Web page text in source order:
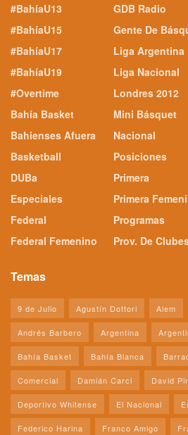
#BahíaU13
#BahíaU15
#BahíaU17
#BahíaU19
#Overtime
Bahía Basket
Bahienses Afuera
Basketball
DUBa
Especiales
Federal
Federal Femenino
GDB Radio
Gente De
Liga Argentina
Liga Nacional
Londres 2012
Mini Básquet
Nacional
Posiciones
Primera
Primera
Programas
Prov. De
Temas
9 de Julio Agustín Dottori Alem
Andrés Barbero Argentina
Bahía Basket Bahía Blanca
Comercial Damián Carci David
Deportivo Whitense El Nacional
Federico Harina Franco Amigo